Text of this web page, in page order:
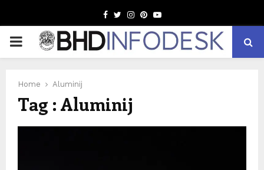
Facebook
TwitterInstagram
Pinterest
Youtube
PRIMARY
Home Aluminij
Tag : Aluminij